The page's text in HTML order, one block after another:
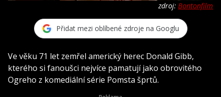
zdroj: Bontonfilm
Přidat mezi oblíbené zdroje na Googlu
Ve věku 71 let zemřel americký herec Donald Gibb,
kterého si fanoušci nejvíce pamatují jako obrovitého
Ogreho z komediální série Pomsta šprtů.